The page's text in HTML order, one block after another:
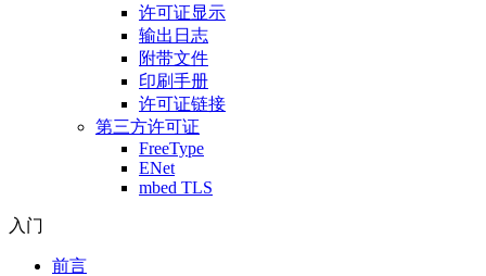
许可证显示
输出日志
附带文件
印刷手册
许可证链接
第三方许可证
FreeType
ENet
mbed TLS
入门
前言